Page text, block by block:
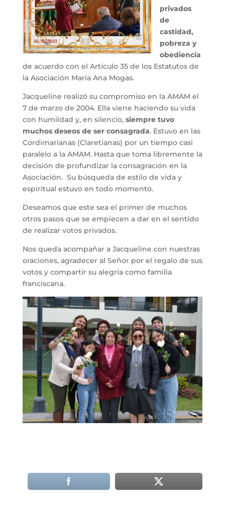
privados
de
castidad,
pobreza y
obediencia
de acuerdo con el Artículo 35 de los Estatutos de
la Asociación María Ana Mogas.
Jacqueline realizó su compromiso en la AMAM el
7 de marzo de 2004. Ella viene haciendo su vida
con humildad y, en silencio, siempre tuvo
muchos deseos de ser consagrada. Estuvo en las
Cordimarianas (Claretianas) por un tiempo casi
paralelo a la AMAM. Hasta que toma libremente la
decisión de profundizar la consagración en la
Asociación. Su búsqueda de estilo de vida y
espiritual estuvo en todo momento.
Deseamos que este sea el primer de muchos
otros pasos que se empiecen a dar en el sentido
de realizar votos privados.
Nos queda acompañar a Jacqueline con nuestras
oraciones, agradecer al Señor por el regalo de sus
votos y compartir su alegría como familia
franciscana.